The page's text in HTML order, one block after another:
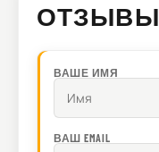
ОТЗЫВЫ
ВАШЕ ИМЯ
ВАШ EMAIL